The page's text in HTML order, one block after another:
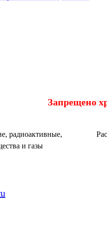
Запрещено
радиоактивные,
и газы